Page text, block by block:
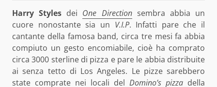
Harry Styles dei One Directionsembra abbia un
cuore nonostante sia un V.I.P. Infatti pare che il
cantante della famosa band, circa tre mesi fa abbia
compiuto un gesto encomiabile, cioè ha comprato
circa 3000 sterline di pizza e pare le abbia distribuite
ai senza tetto di Los Angeles. Le pizze sarebbero
state comprate nei locali del Domino’s pizza della